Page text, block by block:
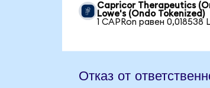
Capricor Therapeutics
Lowe's (Ondo Tokenized)
1 CAPRon равен 0,018538
Отказ от